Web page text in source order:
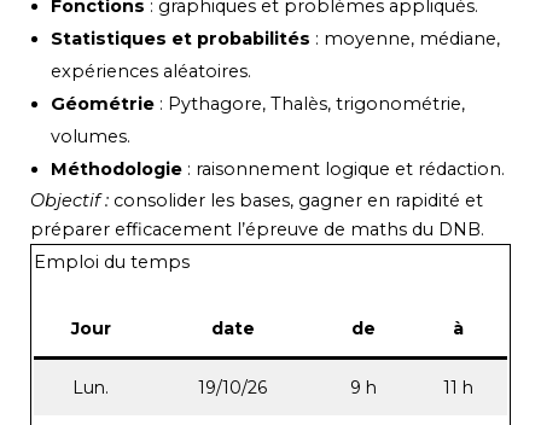
Fonctions : graphiques et problèmes appliqués.
Statistiques et probabilités : moyenne, médiane,
expériences aléatoires.
Géométrie : Pythagore, Thalès, trigonométrie,
volumes.
Méthodologie : raisonnement logique et rédaction.
Objectif : consolider les bases, gagner en rapidité et
préparer efficacement l’épreuve de maths du DNB.
Emploi du temps
Jour date de à
Lun. 19/10/26 9 h 11 h